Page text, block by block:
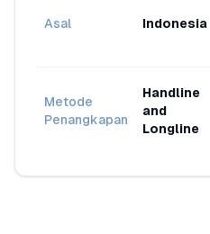
Asal Indonesia
Metode
Penangkapan
Handline
and
Longline